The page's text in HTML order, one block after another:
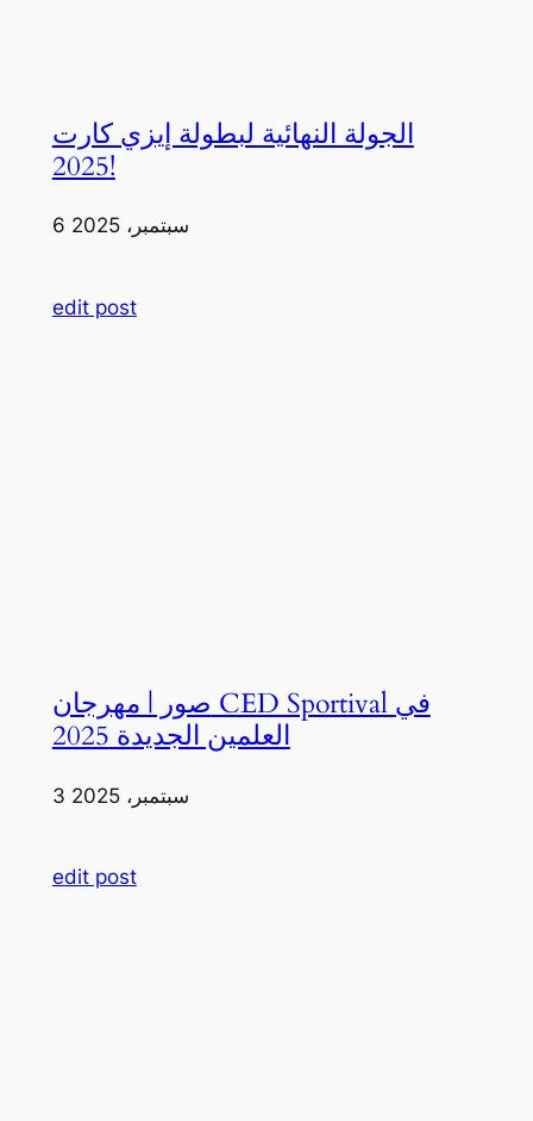
الجولة النهائية لبطولة إيزي كارت
2025!
6 سبتمبر، 2025
edit post
صور | مهرجان CED Sportival في
العلمين الجديدة 2025
3 سبتمبر، 2025
edit post